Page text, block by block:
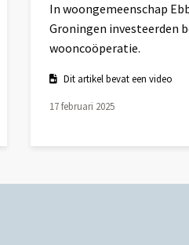
In woongemeenschap
Groningen investeerden
wooncoöperatie.
Dit artikel bevat een video
17 februari 2025